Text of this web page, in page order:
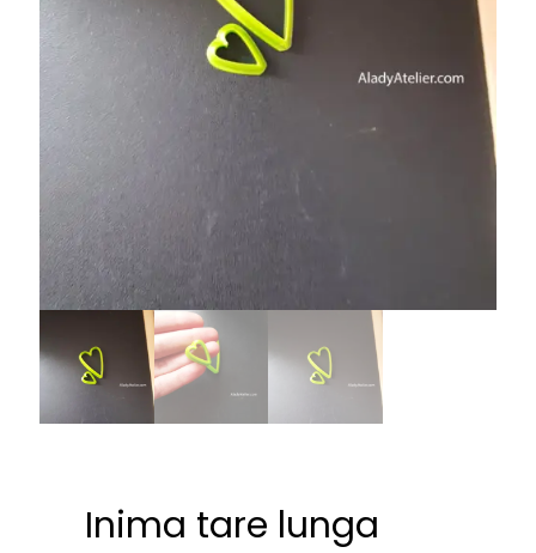
Inima tare lunga